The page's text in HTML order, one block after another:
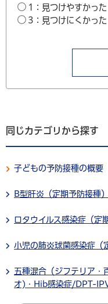
1：見つけやすかった
3：見つけにくかった
同じカテゴリから探す
子どもの予防接種の概要
B型肝炎（定期予防接種）
ロタウイルス感染症（定
小児の肺炎球菌感染症（
五種混合（ジフテリア・
オ)・Hib感染症/DPT-